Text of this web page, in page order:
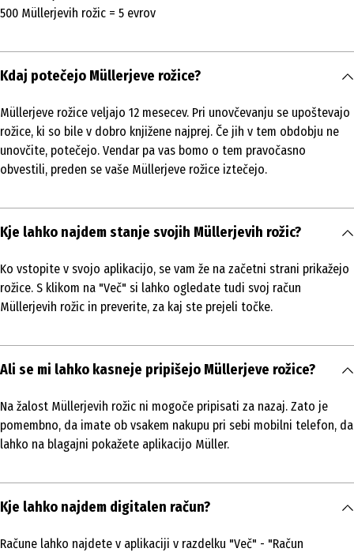
500 Müllerjevih rožic = 5 evrov
Kdaj potečejo Müllerjeve rožice?
Müllerjeve rožice veljajo 12 mesecev. Pri unovčevanju se upoštevajo
rožice, ki so bile v dobro knjižene najprej. Če jih v tem obdobju ne
unovčite, potečejo. Vendar pa vas bomo o tem pravočasno
obvestili, preden se vaše Müllerjeve rožice iztečejo.
Kje lahko najdem stanje svojih Müllerjevih rožic?
Ko vstopite v svojo aplikacijo, se vam že na začetni strani prikažejo
rožice. S klikom na "Več" si lahko ogledate tudi svoj račun
Müllerjevih rožic in preverite, za kaj ste prejeli točke.
Ali se mi lahko kasneje pripišejo Müllerjeve rožice?
Na žalost Müllerjevih rožic ni mogoče pripisati za nazaj. Zato je
pomembno, da imate ob vsakem nakupu pri sebi mobilni telefon, da
lahko na blagajni pokažete aplikacijo Müller.
Kje lahko najdem digitalen račun?
Račune lahko najdete v aplikaciji v razdelku "Več" - "Račun